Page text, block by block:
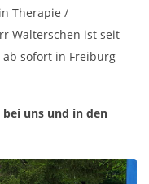
Therapie /
Walterschen ist seit
ab sofort in Freiburg
uns und in den